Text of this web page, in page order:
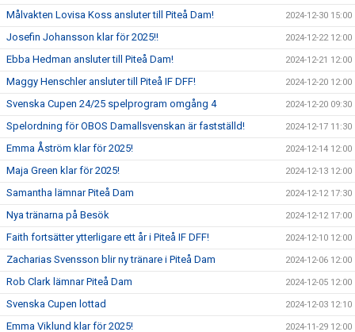
Målvakten Lovisa Koss ansluter till Piteå Dam! 2024-12-30 15:00
Josefin Johansson klar för 2025!! 2024-12-22 12:00
Ebba Hedman ansluter till Piteå Dam! 2024-12-21 12:00
Maggy Henschler ansluter till Piteå IF DFF! 2024-12-20 12:00
Svenska Cupen 24/25 spelprogram omgång 4 2024-12-20 09:30
Spelordning för OBOS Damallsvenskan är fastställd! 2024-12-17 11:30
Emma Åström klar för 2025! 2024-12-14 12:00
Maja Green klar för 2025! 2024-12-13 12:00
Samantha lämnar Piteå Dam 2024-12-12 17:30
Nya tränarna på Besök 2024-12-12 17:00
Faith fortsätter ytterligare ett år i Piteå IF DFF! 2024-12-10 12:00
Zacharias Svensson blir ny tränare i Piteå Dam 2024-12-06 12:00
Rob Clark lämnar Piteå Dam 2024-12-05 12:00
Svenska Cupen lottad 2024-12-03 12:10
Emma Viklund klar för 2025! 2024-11-29 12:00